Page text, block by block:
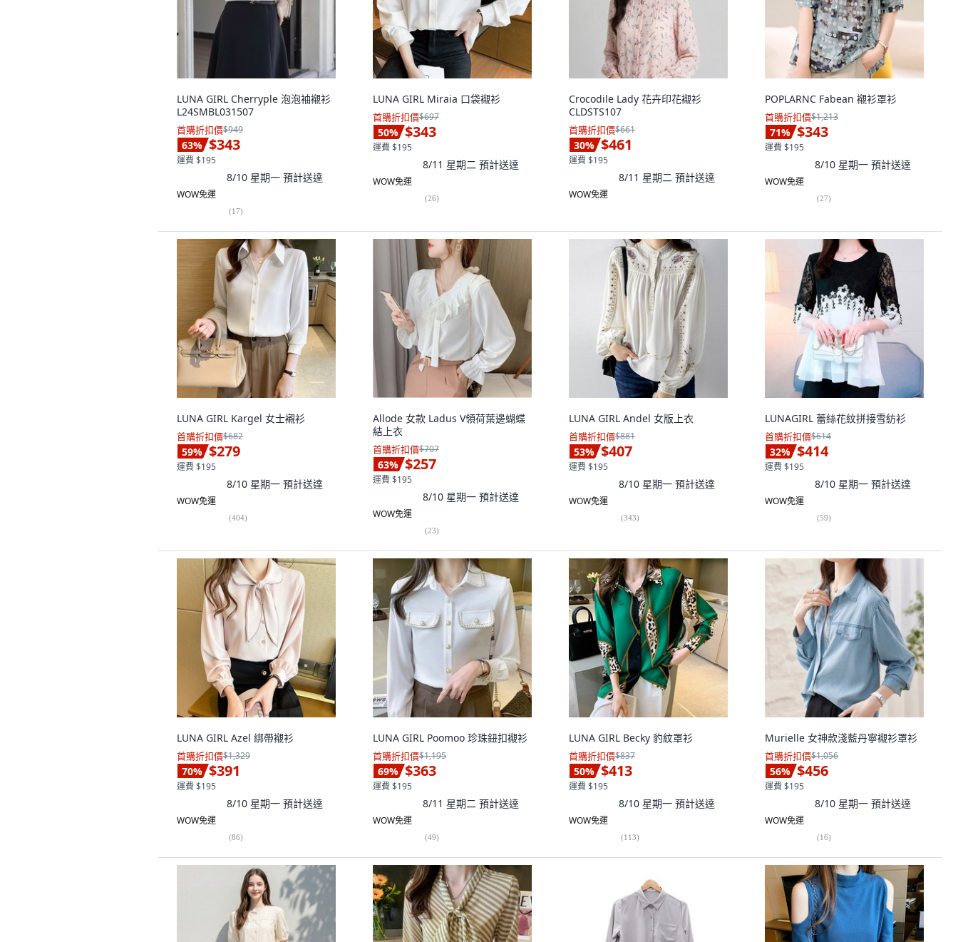
LUNA GIRL Cherryple 泡泡袖襯衫
L24SMBL031507
首購折扣價$949
63% $343
運費 $195
8/10 星期一 預計送達
WOW免運
(17)
LUNA GIRL Miraia 口袋襯衫
首購折扣價$697
50% $343
運費 $195
8/11 星期二 預計送達
WOW免運
(26)
Crocodile Lady 花卉印花襯衫
CLDSTS107
首購折扣價$661
30% $461
運費 $195
8/11 星期二 預計送達
WOW免運
POPLARNC Fabean 襯衫罩衫
首購折扣價$1,213
71% $343
運費 $195
8/10 星期一 預計送達
WOW免運
(27)
LUNA GIRL Kargel 女士襯衫
首購折扣價$682
59% $279
運費 $195
8/10 星期一 預計送達
WOW免運
(404)
Allode 女款 Ladus V領荷葉邊蝴蝶
結上衣
首購折扣價$707
63% $257
運費 $195
8/10 星期一 預計送達
WOW免運
(23)
LUNA GIRL Andel 女版上衣
首購折扣價$881
53% $407
運費 $195
8/10 星期一 預計送達
WOW免運
(343)
LUNAGIRL 蕾絲花紋拼接雪紡衫
首購折扣價$614
32% $414
運費 $195
8/10 星期一 預計送達
WOW免運
(59)
LUNA GIRL Azel 綁帶襯衫
首購折扣價$1,329
70% $391
運費 $195
8/10 星期一 預計送達
WOW免運
(86)
LUNA GIRL Poomoo 珍珠鈕扣襯衫
首購折扣價$1,195
69% $363
運費 $195
8/11 星期二 預計送達
WOW免運
(49)
LUNA GIRL Becky 豹紋罩衫
首購折扣價$837
50% $413
運費 $195
8/10 星期一 預計送達
WOW免運
(113)
Murielle 女神款淺藍丹寧襯衫罩衫
首購折扣價$1,056
56% $456
運費 $195
8/10 星期一 預計送達
WOW免運
(16)